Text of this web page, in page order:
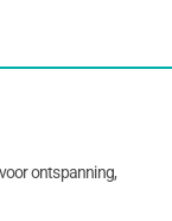
ontspanning,